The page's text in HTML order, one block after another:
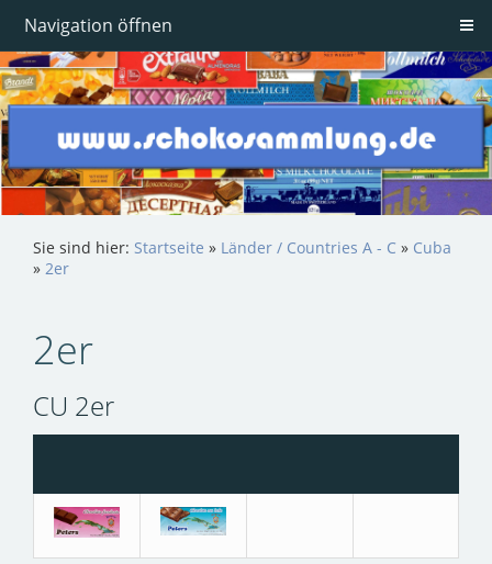
Navigation öffnen
Sie sind hier: Startseite » Länder / Countries A - C » Cuba
» 2er
2er
CU 2er